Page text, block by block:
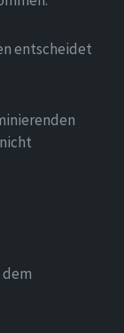
entscheidet